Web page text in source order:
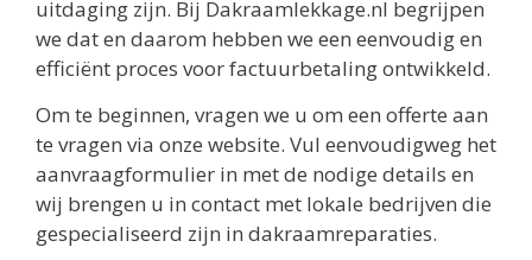
uitdaging zijn. Bij Dakraamlekkage.nl begrijpen
we dat en daarom hebben we een eenvoudig en
efficiënt proces voor factuurbetaling ontwikkeld.
Om te beginnen, vragen we u om een offerte aan
te vragen via onze website. Vul eenvoudigweg het
aanvraagformulier in met de nodige details en
wij brengen u in contact met lokale bedrijven die
gespecialiseerd zijn in dakraamreparaties.